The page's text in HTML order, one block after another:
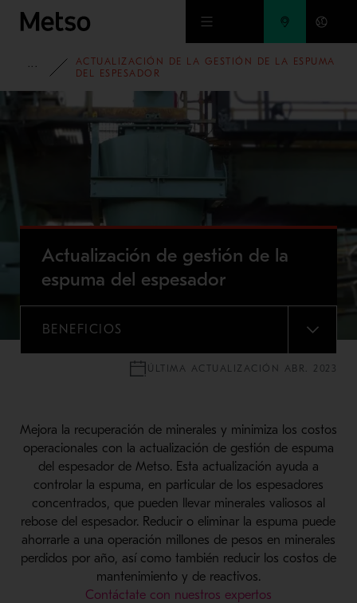
Ir al contenido principal
PORTAFOLIO
ACTUALIZACIÓN DE LA GESTIÓN DE LA ESPUMA
DEL ESPESADOR
Actualización de gestión de la
espuma del espesador
BENEFICIOS
MENU
ÚLTIMA ACTUALIZACIÓN ABR. 2023
Mejora la recuperación de minerales y minimiza los costos
operacionales con la actualización de gestión de espuma
del espesador de Metso. Esta actualización ayuda a
controlar la espuma, en particular de los espesadores
concentrados, que pueden llevar minerales valiosos al
rebose del espesador. Reducir o eliminar la espuma puede
ahorrarle a una operación millones de pesos en minerales
perdidos por año, así como también reducir los costos de
mantenimiento y de reactivos.
Contáctate con nuestros expertos